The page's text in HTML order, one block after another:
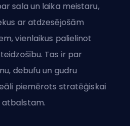
sala un laika meistaru,
ar atdzesējošām
vienlaikus palielinot
Tas ir par
debufu un gudru
piemērots stratēģiskai
atbalstam.